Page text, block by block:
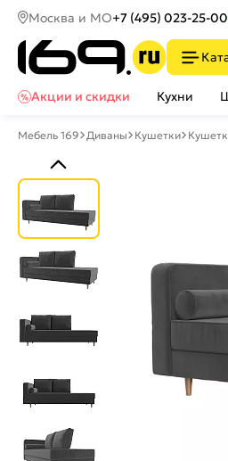
Москва и МО+7 (495) 023-25-00
Акции и скидки
Кухни
Мебель 169 Диваны Кушетки